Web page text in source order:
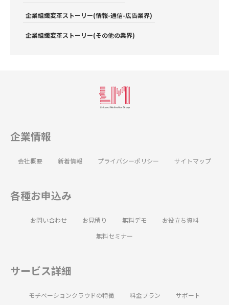
企業組織変革ストーリー(情報-通信-広告業界)
企業組織変革ストーリー(その他の業界)
企業情報
会社概要 新着情報 プライバシーポリシー サイトマップ
各種お申込み
お問い合わせ お見積り 無料デモ
お役立ち資料
無料セミナー
サービス詳細
モチベーションクラウドの特徴 料金プラン サポート